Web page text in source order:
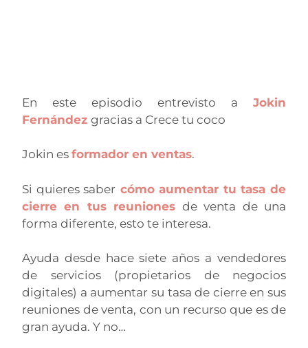
En este episodio entrevisto a Jokin
Fernández gracias a Crece tu coco
Jokin es formador en ventas.
Si quieres saber cómo aumentar tu tasa de
cierre en tus reuniones de venta de una
forma diferente, esto te interesa.
Ayuda desde hace siete años a vendedores
de servicios (propietarios de negocios
digitales) a aumentar su tasa de cierre en sus
reuniones de venta, con un recurso que es de
gran ayuda. Y no…